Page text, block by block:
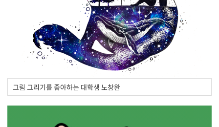
그림 그리기를 좋아하는 대학생 노창완